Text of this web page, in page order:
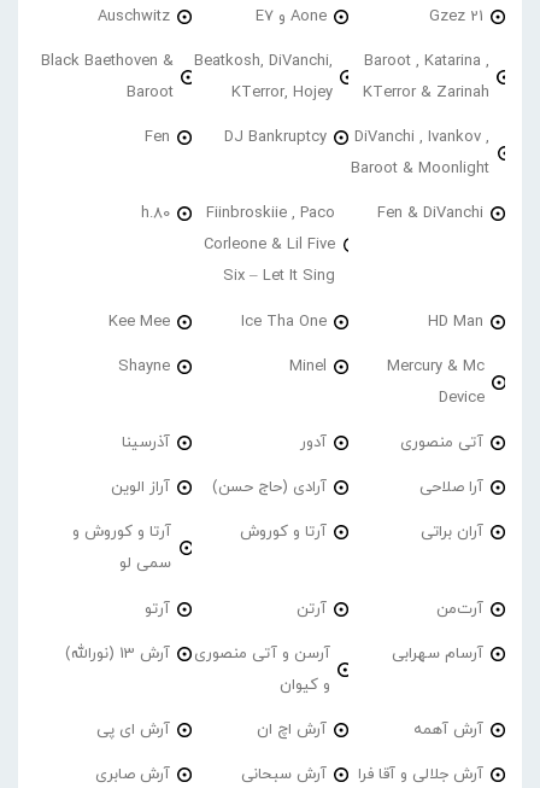
21 Gzez Aone و E7 Auschwitz
Baroot , Katarina ,
KTerror & Zarinah
Beatkosh, DiVanchi,
KTerror, Hojey
Black Baethoven &
Baroot
DiVanchi , Ivankov ,
Baroot & Moonlight
DJ Bankruptcy
Fen
Fen & DiVanchi
Fiinbroskiie , Paco
Corleone & Lil Five
Six – Let It Sing
h.80
HD Man
Ice Tha One
Kee Mee
Mercury & Mc
Device
Minel
Shayne
آتی منصوری آدور آذرسینا
آرا صلاحی آرادی (حاج حسن) آراز الوین
آران براتی آرتا و کوروش
آرتا و کوروش و
سمی لو
آرت‌من آرتن آرتو
آرسام سهرابی
آرسن و آتی منصوری
و کیوان
آرش 13 (نورالله)
آرش آهمه آرش اچ ان آرش ای پی
آرش جلالی و آقا فرا آرش سبحانی آرش صابری